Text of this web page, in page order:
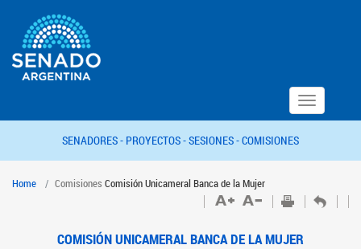
Toggle
navigation
SENADORES - PROYECTOS -SESIONES -COMISIONES
Home Comisiones Comisión Unicameral Banca de la Mujer
COMISIÓN UNICAMERAL BANCA DE LA MUJER